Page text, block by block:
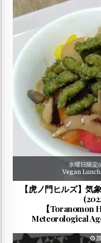
水曜日限定
Vegan
【虎ノ門ヒルズ】気
【Toranomon
Meteorological